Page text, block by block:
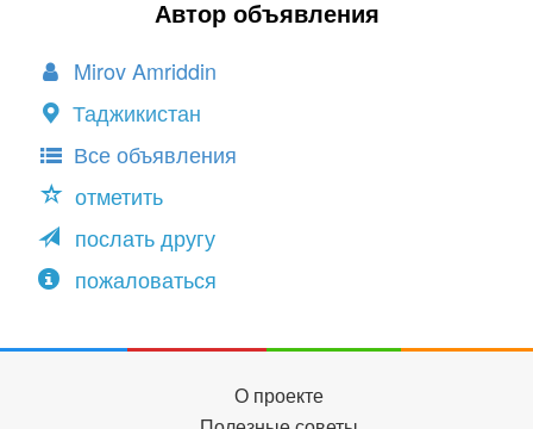
Автор объявления
Mirov Amriddin
Таджикистан
Все объявления
отметить
послать другу
пожаловаться
О проекте